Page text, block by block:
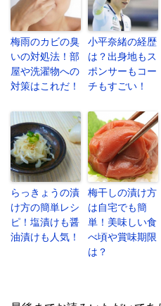
梅雨のカビの臭
いの対処法！部
屋や洗濯物への
対策はこれだ！
小平奈緒の経歴
は？出身地もス
ポンサーもコー
チもすごい！
らっきょうの漬
け方の簡単レシ
ピ！塩漬けも醤
油漬けも人気！
梅干しの漬け方
は自宅でも簡
単！美味しい食
べ頃や賞味期限
は？